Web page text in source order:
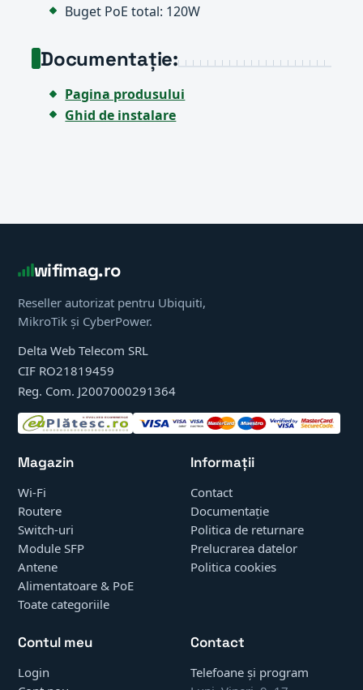
Buget PoE total: 120W
Documentație:
Pagina produsului
Ghid de instalare
wifimag.ro
Reseller autorizat pentru Ubiquiti,
MikroTik și CyberPower.
Delta Web Telecom SRL
CIF RO21819459
Reg. Com. J2007000291364
Magazin
Wi-Fi
Routere
Switch-uri
Module SFP
Antene
Alimentatoare & PoE
Toate categoriile
Informații
Contact
Documentație
Politica de returnare
Prelucrarea datelor
Politica cookies
Contul meu
Login
Contact
Telefoane și program